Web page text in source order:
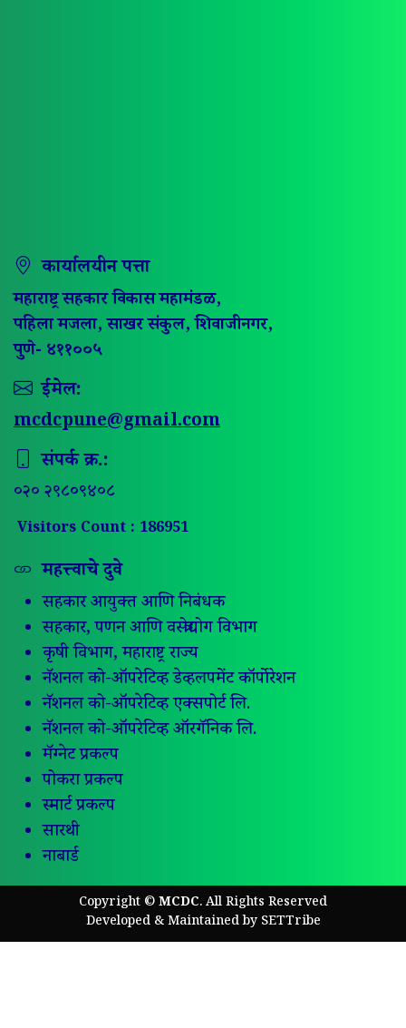
कार्यालयीन पत्ता
महाराष्ट्र सहकार विकास महामंडळ,
पहिला मजला, साखर संकुल, शिवाजीनगर,
पुणे- ४११००५
ईमेल:
mcdcpune@gmail.com
संपर्क क्र.:
०२० २९८०९४०८
Visitors Count : 186951
महत्त्वाचे दुवे
सहकार आयुक्त आणि निबंधक
सहकार, पणन आणि वस्त्रोद्योग विभाग
कृषी विभाग, महाराष्ट्र राज्य
नॅशनल को-ऑपरेटिव्ह डेव्हलपमेंट कॉर्पोरेशन
नॅशनल को-ऑपरेटिव्ह एक्सपोर्ट लि.
नॅशनल को-ऑपरेटिव्ह ऑरगॅनिक लि.
मॅग्नेट प्रकल्प
पोकरा प्रकल्प
स्मार्ट प्रकल्प
सारथी
नाबार्ड
Copyright ©MCDC. All Rights Reserved
Developed & Maintained by SETTribe